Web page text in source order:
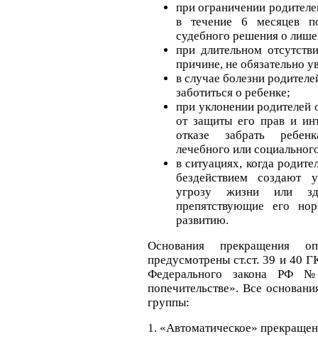
при ограничении
в течение 6 месяцев
судебного решения о
при длительном
причине, не обязательно
в случае болезни
заботиться о ребенке;
при уклонении родителей
от защиты его прав и
отказе забрать
лечебного или
в ситуациях, когда
бездействием создают
угрозу жизни или
препятствующие его
развитию.
Основания прекращения
предусмотрены ст.ст. 39 и 40
Федерального закона
попечительстве». Все
группы:
1. «Автоматическое»